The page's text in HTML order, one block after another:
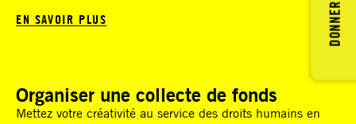
DONNER
EN SAVOIR PLUS
Organiser une collecte de fonds
Mettez votre créativité au service des droits humains en